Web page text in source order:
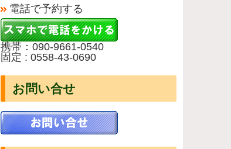
電話で予約する
携帯：090-9661-0540
固定 : 0558-43-0690
お問い合せ